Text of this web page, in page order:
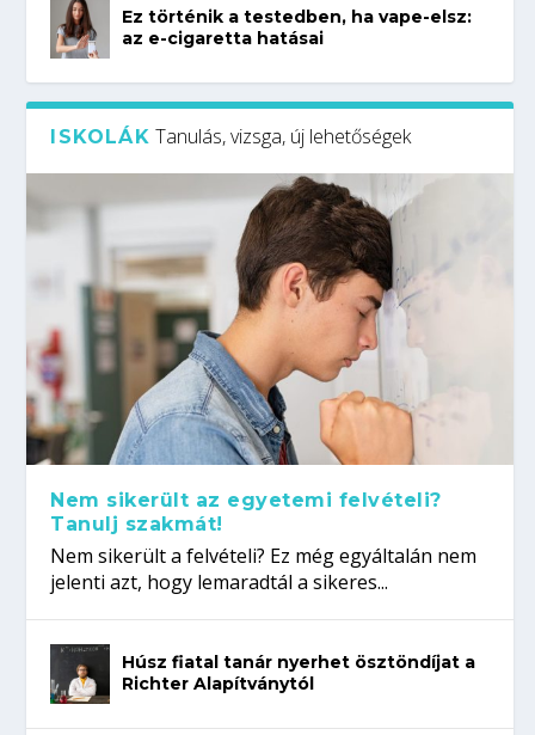
Ez történik a testedben, ha vape-elsz:
az e-cigaretta hatásai
ISKOLÁK Tanulás, vizsga, új lehetőségek
Nem sikerült az egyetemi felvételi?
Tanulj szakmát!
Nem sikerült a felvételi? Ez még egyáltalán nem
jelenti azt, hogy lemaradtál a sikeres...
Húsz fiatal tanár nyerhet ösztöndíjat a
Richter Alapítványtól